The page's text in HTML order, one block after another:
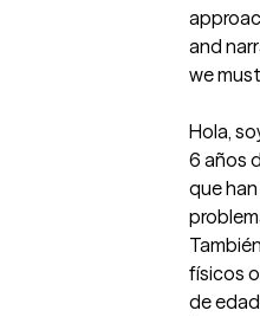
and
we
Hola,
6 años
que
físicos
de